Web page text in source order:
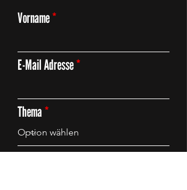
Vorname
E-Mail Adresse
Thema